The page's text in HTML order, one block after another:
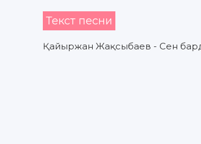
Текст песни
Қайыржан Жақсыбаев - Сен